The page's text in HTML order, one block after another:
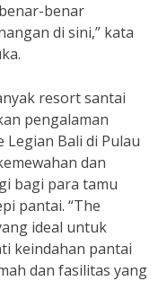
benar
di sini,” kata
resort santai
pengalaman
Bali di Pulau
dan
bagi para tamu
pantai. “The
ideal untuk
keindahan pantai
dan fasilitas yang